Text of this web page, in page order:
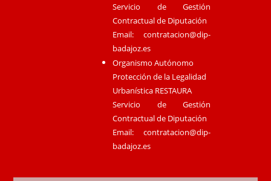
Servicio de Gestión
Contractual de Diputación
Email:contratacion@dip-
badajoz.es
Organismo Autónomo
Protección de la Legalidad
Urbanística RESTAURA
Servicio de Gestión
Contractual de Diputación
Email:contratacion@dip-
badajoz.es